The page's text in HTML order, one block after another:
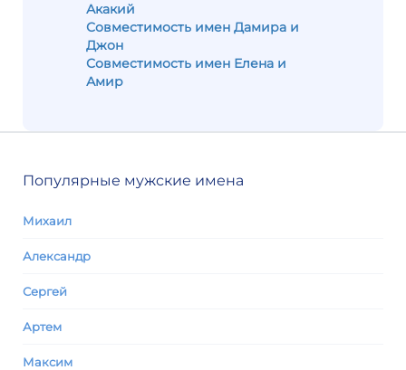
Акакий
Совместимость имен Дамира и
Джон
Совместимость имен Елена и
Амир
Популярные мужские имена
Михаил
Александр
Сергей
Артем
Максим